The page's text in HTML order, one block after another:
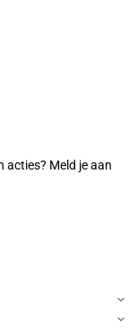
acties? Meld je aan